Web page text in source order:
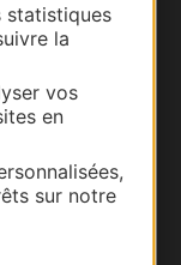
statistiques
la
vos
en
sur notre